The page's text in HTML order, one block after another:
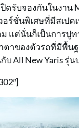
ปิดรับจองกันในงาน
อร์ชั่นพิเศษที่มีสเปค
แต่นั่นก็เป็นการปูท
ตาของตัวรถที่มีพื้น
บ All New Yaris รุ่น